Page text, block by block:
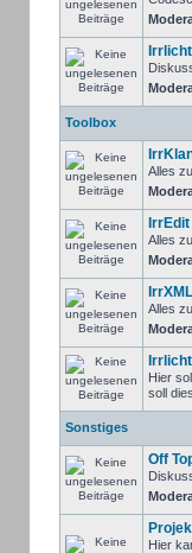
Toolbox
Alles
IrrEdit
Alles
IrrXML
Alles
Hier
soll
Sonstiges
Off
Hier